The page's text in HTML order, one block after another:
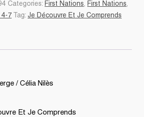
Categories: First Nations, First Nations,
4-7 Tag: Je Découvre Et Je Comprends
/ Célia Nilès
Et Je Comprends